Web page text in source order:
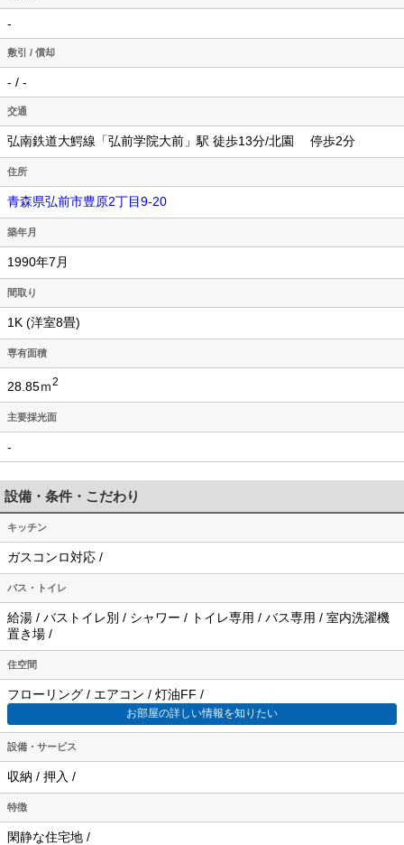
-
敷引 / 償却
- / -
交通
弘南鉄道大鰐線「弘前学院大前」駅 徒歩13分/北園 停歩2分
住所
青森県弘前市豊原2丁目9-20
築年月
1990年7月
間取り
1K (洋室8畳)
専有面積
28.85ｍ2
主要採光面
-
設備・条件・こだわり
キッチン
ガスコンロ対応 /
バス・トイレ
給湯 / バストイレ別 / シャワー / トイレ専用 / バス専用 / 室内洗濯機
置き場 /
住空間
フローリング / エアコン / 灯油FF /
お部屋の詳しい情報を知りたい
設備・サービス
収納 / 押入 /
特徴
閑静な住宅地 /